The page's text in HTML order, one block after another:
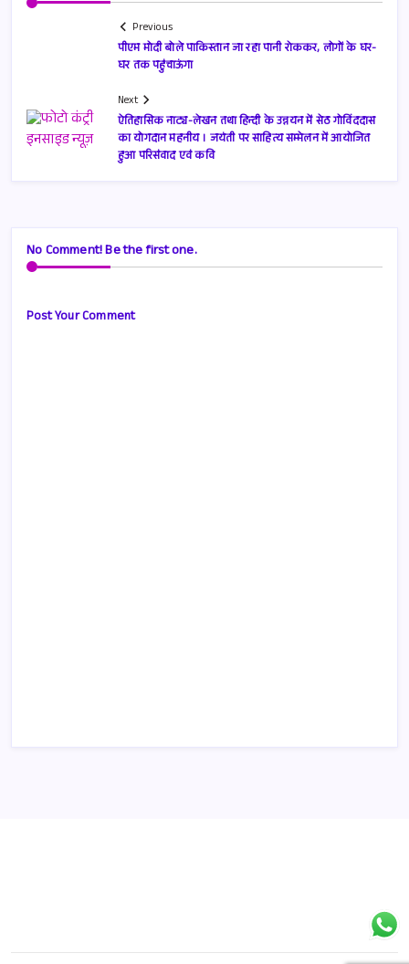
Previous
पीएम मोदी बोले पाकिस्तान जा रहा पानी रोककर, लोगों के घर-
घर तक पहुंचाऊंगा
Next
ऐतिहासिक नाट्य-लेखन तथा हिन्दी के उन्नयन में सेठ गोविंददास
का योगदान महनीय । जयंती पर साहित्य सम्मेलन में आयोजित
हुआ परिसंवाद एवं कवि
No Comment! Be the first one.
Post Your Comment